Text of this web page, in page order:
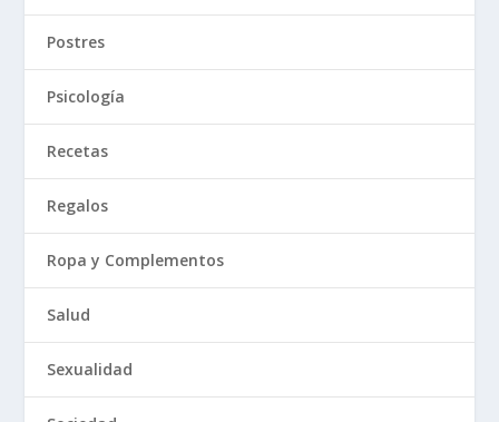
Postres
Psicología
Recetas
Regalos
Ropa y Complementos
Salud
Sexualidad